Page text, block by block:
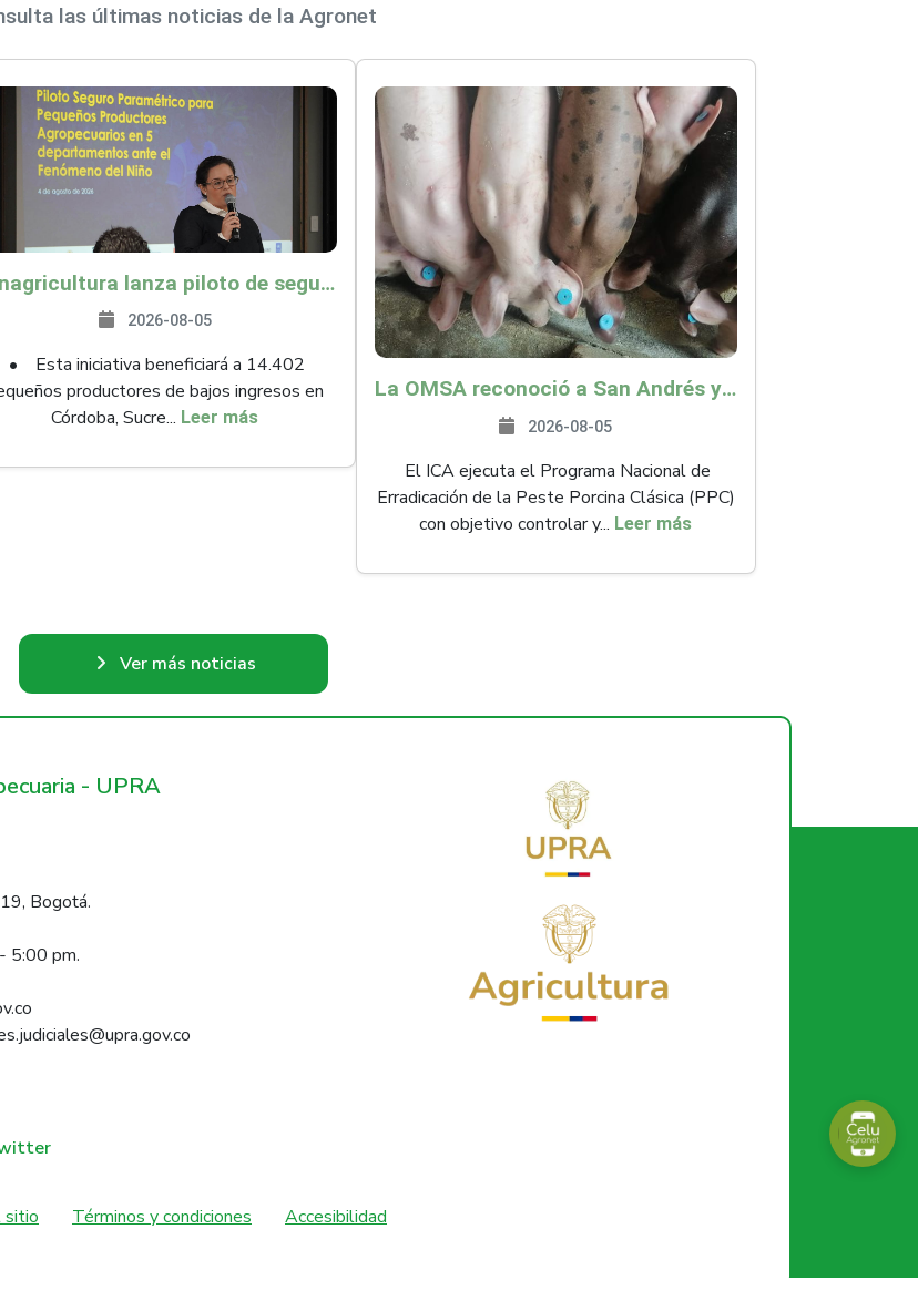
las últimas noticias de la Agronet
Minagricultura lanza piloto de seguro agropecuario por $9.625 millones para proteger a más de 14.000 pequeños productores contra riesgos del Fenómeno de El Niño
2026-08-05
• Esta iniciativa beneficiará a 14.402
productores de bajos ingresos en
Córdoba, Sucre... Leer más
La OMSA reconoció a San Andrés y Providencia como zona libre de Peste Porcina Clásica (PPC)
2026-08-05
El ICA ejecuta el Programa Nacional de
Erradicación de la Peste Porcina Clásica (PPC)
con objetivo controlar y... Leer más
Ver más noticias
- UPRA
Bogotá.
5:00 pm.
sitio Términos y condiciones Accesibilidad